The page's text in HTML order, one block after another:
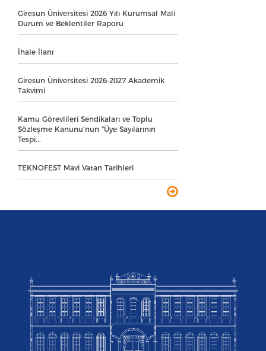
Giresun Üniversitesi 2026 Yılı Kurumsal Mali
Durum ve Beklentiler Raporu
İhale İlanı
Giresun Üniversitesi 2026-2027 Akademik
Takvimi
Kamu Görevlileri Sendikaları ve Toplu
Sözleşme Kanunu'nun "Üye Sayılarının
Tespi...
TEKNOFEST Mavi Vatan Tarihleri